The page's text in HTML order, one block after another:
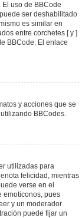
uso de BBCode
ser deshabilitado
es similar en
entre corchetes [ y ]
BBCode. El enlace
y acciones que se
BBCodes.
utilizadas para
felicidad, mientras
verse en el
emoticonos, pues
y un moderador
puede fijar un